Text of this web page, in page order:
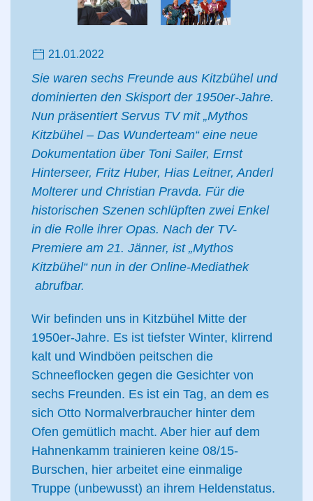
21.01.2022
Sie waren sechs Freunde aus Kitzbühel und
dominierten den Skisport der 1950er-Jahre.
Nun präsentiert Servus TV mit „Mythos
Kitzbühel – Das Wunderteam“ eine neue
Dokumentation über Toni Sailer, Ernst
Hinterseer, Fritz Huber, Hias Leitner, Anderl
Molterer und Christian Pravda. Für die
historischen Szenen schlüpften zwei Enkel
in die Rolle ihrer Opas. Nach der TV-
Premiere am 21. Jänner, ist „Mythos
Kitzbühel“ nun in der Online-Mediathek
abrufbar.
Wir befinden uns in Kitzbühel Mitte der
1950er-Jahre. Es ist tiefster Winter, klirrend
kalt und Windböen peitschen die
Schneeflocken gegen die Gesichter von
sechs Freunden. Es ist ein Tag, an dem es
sich Otto Normalverbraucher hinter dem
Ofen gemütlich macht. Aber hier auf dem
Hahnenkamm trainieren keine 08/15-
Burschen, hier arbeitet eine einmalige
Truppe (unbewusst) an ihrem Heldenstatus.